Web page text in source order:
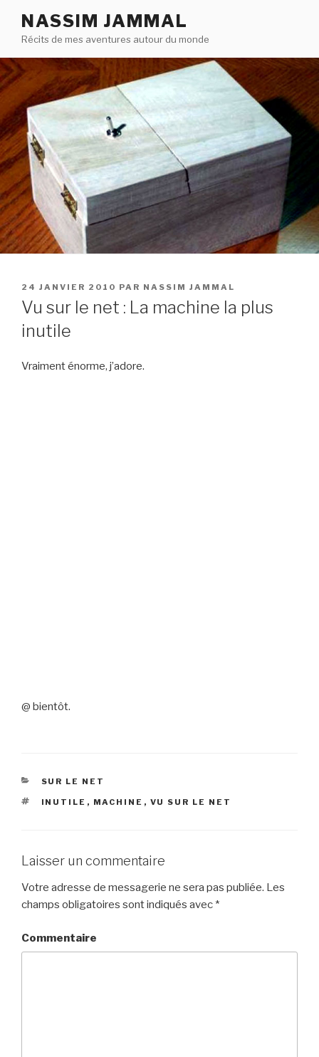
contenu
principal
NASSIM JAMMAL
Récits de mes aventures autour du monde
PUBLIÉ
LE
24 JANVIER 2010 PAR NASSIM JAMMAL
Vu sur le net : La machine la plus
inutile
Vraiment énorme, j’adore.
@ bientôt.
CATÉGORIES
SUR LE NET
ÉTIQUETTES
INUTILE , MACHINE , VU SUR LE NET
Laisser un commentaire
Votre adresse de messagerie ne sera pas publiée. Les
champs obligatoires sont indiqués avec *
Commentaire